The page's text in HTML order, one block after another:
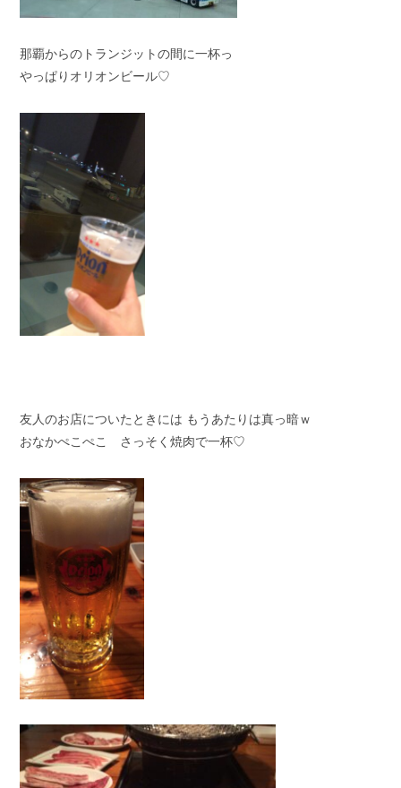
那覇からのトランジットの間に一杯っ
やっぱりオリオンビール♡
友人のお店についたときには もうあたりは真っ暗ｗ
おなかぺこぺこ さっそく焼肉で一杯♡